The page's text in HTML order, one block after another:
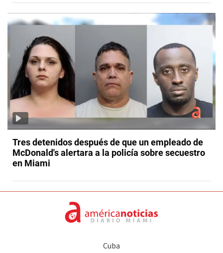
Tres detenidos después de que un empleado de
McDonald's alertara a la policía sobre secuestro
en Miami
Cuba